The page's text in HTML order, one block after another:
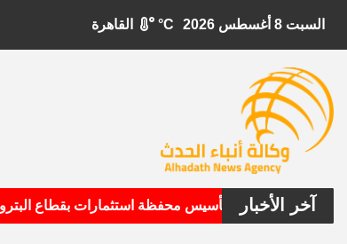
السبت 8 أغسطس 2026 °C
آخر الأخبار
تستهدف تأسيس محفظة استثمارات بقطاع البترول •